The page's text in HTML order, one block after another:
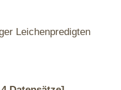
Leichenpredigten